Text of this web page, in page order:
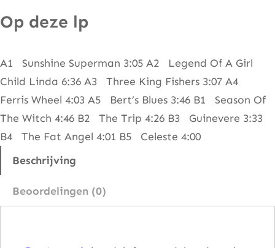
a
–
S
u
n
s
i
Op deze lp
A1 Sunshine Superman 3:05 A2 Legend Of A Girl
Child Linda 6:36 A3 Three King Fishers 3:07 A4
Ferris Wheel 4:03 A5 Bert’s Blues 3:46 B1 Season Of
The Witch 4:46 B2 The Trip 4:26 B3 Guinevere 3:33
B4 The Fat Angel 4:01 B5 Celeste 4:00
Beschrijving
Beoordelingen (0)